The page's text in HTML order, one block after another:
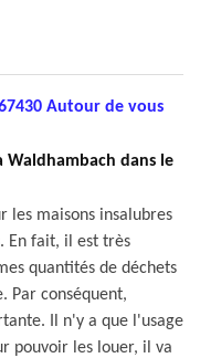
Autour de vous
Waldhambach dans le
les maisons insalubres
En fait, il est très
quantités de déchets
Par conséquent,
Il n'y a que l'usage
pouvoir les louer, il va